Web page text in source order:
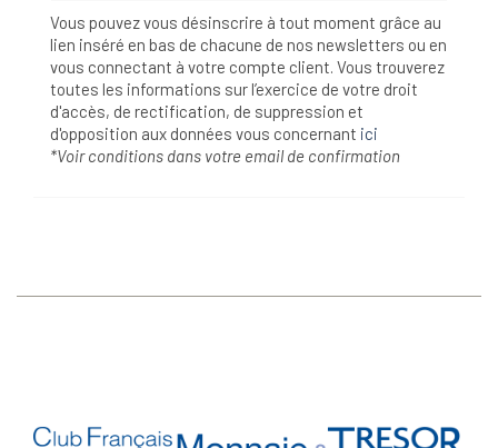
Vous pouvez vous désinscrire à tout moment grâce au
lien inséré en bas de chacune de nos newsletters ou en
vous connectant à votre compte client. Vous trouverez
toutes les informations sur l’exercice de votre droit
d'accès, de rectification, de suppression et
d'opposition aux données vous concernant ici
*Voir conditions dans votre email de confirmation